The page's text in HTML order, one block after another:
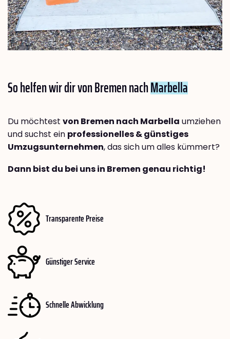
So helfen wir dir von Bremen nachMarbella
Du möchtest von Bremen nach Marbella umziehen
und suchst ein professionelles & günstiges
Umzugsunternehmen, das sich um alles kümmert?
Dann bist du bei uns in Bremen genau richtig!
Transparente Preise
Günstiger Service
Schnelle Abwicklung